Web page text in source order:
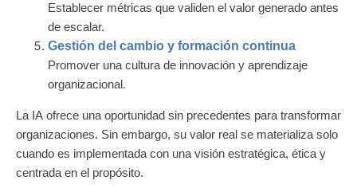
Establecer métricas que validen el valor generado antes
de escalar.
Gestión del cambio y formación continua
Promover una cultura de innovación y aprendizaje
organizacional.
La IA ofrece una oportunidad sin precedentes para transformar
organizaciones. Sin embargo, su valor real se materializa solo
cuando es implementada con una visión estratégica, ética y
centrada en el propósito.